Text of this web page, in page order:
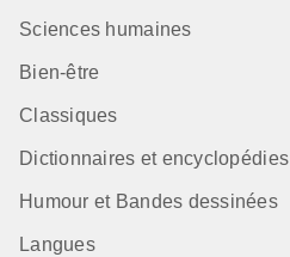
Sciences humaines
Bien-être
Classiques
Dictionnaires et encyclopédies
Humour et Bandes dessinées
Langues